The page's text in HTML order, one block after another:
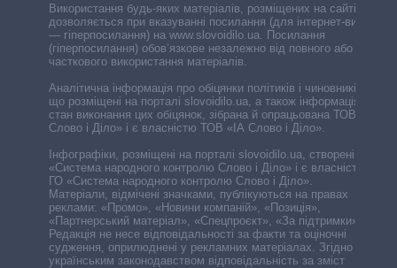
Використання будь-яких матеріалів, розміщених на сайті,
дозволяється при вказуванні посилання (для інтернет-видань
— гіперпосилання) на www.slovoidilo.ua. Посилання
(гіперпосилання) обов’язкове незалежно від повного або
часткового використання матеріалів.
Аналітична інформація про обіцянки політиків і чиновників,
що розміщені на порталі slovoidilo.ua, а також інформація про
стан виконання цих обіцянок, зібрана й опрацьована ТОВ «ІА
Слово і Діло» і є власністю ТОВ «ІА Слово і Діло».
Інфографіки, розміщені на порталі slovoidilo.ua, створені ГО
«Система народного контролю Слово і Діло» і є власністю
ГО «Система народного контролю Слово і Діло».
Матеріали, відмічені значками, публікуються на правах
реклами: «Промо», «Новини компаній», «Позиція»,
«Партнерський матеріал», «Спецпроєкт», «За підтримки».
Редакція не несе відповідальності за факти та оціночні
судження, оприлюднені у рекламних матеріалах. Згідно з
українським законодавством відповідальність за зміст